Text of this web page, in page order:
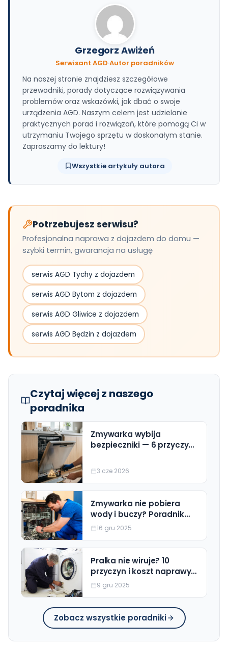
Grzegorz Awiżeń
Serwisant AGD·Autor poradników
Na naszej stronie znajdziesz szczegółowe
przewodniki, porady dotyczące rozwiązywania
problemów oraz wskazówki, jak dbać o swoje
urządzenia AGD. Naszym celem jest udzielanie
praktycznych porad i rozwiązań, które pomogą Ci w
utrzymaniu Twojego sprzętu w doskonałym stanie.
Zapraszamy do lektury!
Wszystkie artykuły autora
Potrzebujesz serwisu?
Profesjonalna naprawa z dojazdem do domu —
szybki termin, gwarancja na usługę
serwis AGD Tychy z dojazdem
serwis AGD Bytom z dojazdem
serwis AGD Gliwice z dojazdem
serwis AGD Będzin z dojazdem
Czytaj więcej z naszego
poradnika
Zmywarka wybija
bezpieczniki — 6 przyczyn i
naprawy)
3 cze 2026
Zmywarka nie pobiera
wody i buczy? Poradnik
Krok po Kroku (Wszystkie
16 gru 2025
Pralka nie wiruje? 10
przyczyn i koszt naprawy
(Beko, Bosch, Electrolux)
9 gru 2025
Zobacz wszystkie poradniki